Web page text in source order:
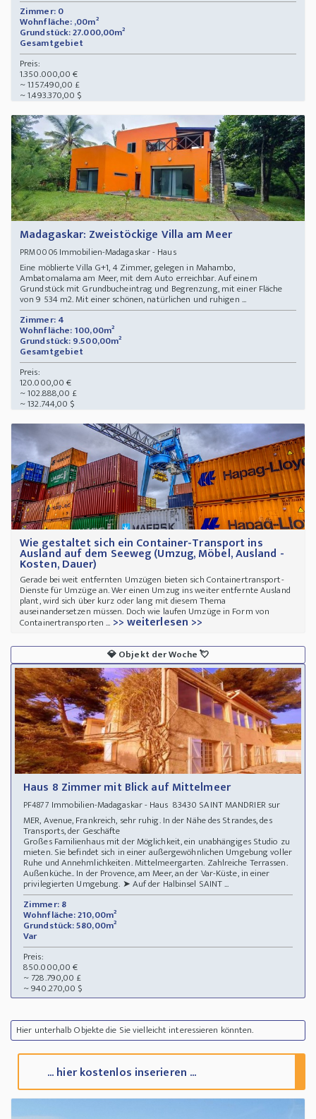
Zimmer: 0
Wohnfläche: ,00m²
Grundstück: 27.000,00m²
Gesamtgebiet
Preis:
1.350.000,00 €
~ 1.157.490,00 £
~ 1.493.370,00 $
Madagaskar: Zweistöckige Villa am Meer
PRM0006Immobilien-Madagaskar - Haus
Eine möblierte Villa G+1, 4 Zimmer, gelegen in Mahambo,
Ambatomalama am Meer, mit dem Auto erreichbar. Auf einem
Grundstück mit Grundbucheintrag und Begrenzung, mit einer Fläche
von 9 534 m2. Mit einer schönen, natürlichen und ruhigen ...
Zimmer: 4
Wohnfläche: 100,00m²
Grundstück: 9.500,00m²
Gesamtgebiet
Preis:
120.000,00 €
~ 102.888,00 £
~ 132.744,00 $
Wie gestaltet sich ein Container-Transport ins
Ausland auf dem Seeweg (Umzug, Möbel, Ausland -
Kosten, Dauer)
Gerade bei weit entfernten Umzügen bieten sich Containertransport-
Dienste für Umzüge an. Wer einen Umzug ins weiter entfernte Ausland
plant, wird sich über kurz oder lang mit diesem Thema
auseinandersetzen müssen. Doch wie laufen Umzüge in Form von
Containertransporten ... >> weiterlesen >>
💎Objekt der Woche💘
Haus 8 Zimmer mit Blick auf Mittelmeer
PF4877 Immobilien-Madagaskar - Haus 83430 SAINT MANDRIER sur
MER, Avenue, Frankreich, sehr ruhig. In der Nähe des Strandes, des
Transports, der Geschäfte
Großes Familienhaus mit der Möglichkeit, ein unabhängiges Studio zu
mieten. Sie befindet sich in einer außergewöhnlichen Umgebung voller
Ruhe und Annehmlichkeiten. Mittelmeergarten. Zahlreiche Terrassen.
Außenküche.. In der Provence, am Meer, an der Var-Küste, in einer
privilegierten Umgebung. ➤ Auf der Halbinsel SAINT ...
Zimmer: 8
Wohnfläche: 210,00m²
Grundstück: 580,00m²
Var
Preis:
850.000,00 €
~ 728.790,00 £
~ 940.270,00 $
Hier unterhalb Objekte die Sie vielleicht interessieren könnten.
... hier kostenlos inserieren ...